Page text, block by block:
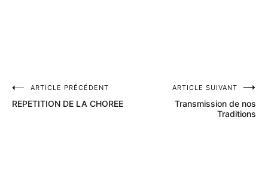
ARTICLE PRÉCÉDENT
REPETITION DE LA CHOREE
ARTICLE SUIVANT
Transmission de nos
Traditions